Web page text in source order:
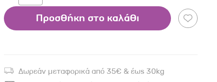
Προσθήκη στο καλάθι
Δωρεάν μεταφορικά από 35€ & έως 30kg